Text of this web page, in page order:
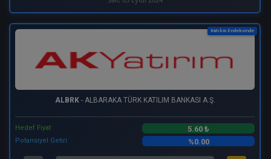
Katılım Endeksinde
ALBRK- ALBARAKA TÜRK KATILIM BANKASI A.Ş.
Hedef Fiyat 5.60 ₺
Potansiyel Getiri %0.00